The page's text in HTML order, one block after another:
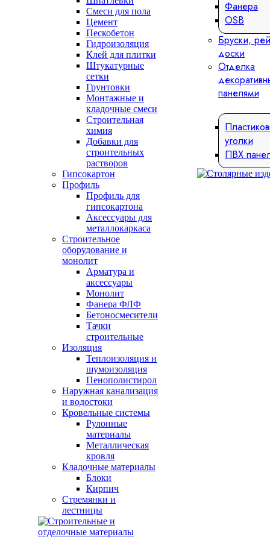
Смеси для пола
Цемент
Пескобетон
Гидроизоляция
Клей для плитки
Штукатурные
сетки
Грунтовки
Монтажные и
кладочные смеси
Строительная
химия
Добавки для
строительных
растворов
Гипсокартон
Профиль
Профиль для
гипсокартона
Аксессуары для
металлокаркаса
Строительное
оборудование и
монолит
Арматура и
аксессуары
Монолит
Фанера ФЛФ
Бетоносмесители
Тачки
строительные
Изоляция
Теплоизоляция и
шумоизоляция
Пенополистирол
Наружная канализация
и водостоки
Кровельные системы
Рулонные
материалы
Металлическая
кровля
Кладочные материалы
Блоки
Кирпич
Стремянки и
лестницы
Фанера
OSB
Бруски,
доски
Отделка
панелями
уголки
ПВХ